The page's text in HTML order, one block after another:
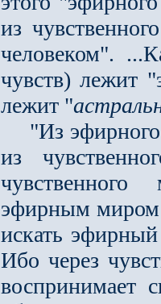
из
человеком".
чувств) лежит
лежит "
"Из эфирного
из
эфирным миром
искать
Ибо через
воспринимает